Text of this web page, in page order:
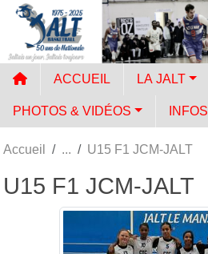
ACCUEIL LA JALT
PHOTOS & VIDÉOS INFOS
Accueil U15 F1 JCM-JALT
U15 F1 JCM-JALT
Panneau de gestion des cookies